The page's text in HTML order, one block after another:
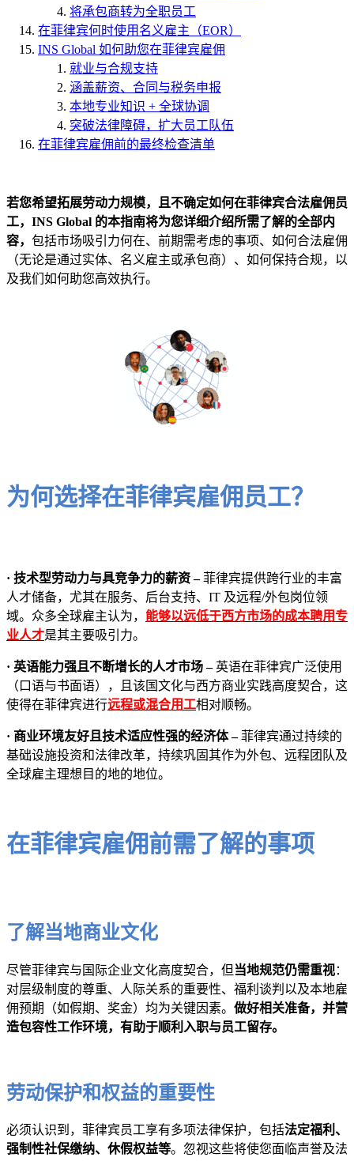
将承包商转为全职员工
在菲律宾何时使用名义雇主（EOR）
INS Global 如何助您在菲律宾雇佣
就业与合规支持
涵盖薪资、合同与税务申报
本地专业知识 + 全球协调
突破法律障碍，扩大员工队伍
在菲律宾雇佣前的最终检查清单
若您希望拓展劳动力规模，且不确定如何在菲律宾合法雇佣员
工，INS Global 的本指南将为您详细介绍所需了解的全部内
容， 包括市场吸引力何在、前期需考虑的事项、如何合法雇佣
（无论是通过实体、名义雇主或承包商）、如何保持合规，以
及我们如何助您高效执行。
为何选择在菲律宾雇佣员工？
· 技术型劳动力与具竞争力的薪资 –菲律宾提供跨行业的丰富
人才储备，尤其在服务、后台支持、IT 及远程/外包岗位领
域。众多全球雇主认为， 能够以远低于西方市场的成本聘用专
业人才是其主要吸引力。
· 英语能力强且不断增长的人才市场 – 英语在菲律宾广泛使用
（口语与书面语），且该国文化与西方商业实践高度契合，这
使得在菲律宾进行远程或混合用工相对顺畅。
· 商业环境友好且技术适应性强的经济体 –菲律宾通过持续的
基础设施投资和法律改革，持续巩固其作为外包、远程团队及
全球雇主理想目的地的地位。
在菲律宾雇佣前需了解的事项
了解当地商业文化
尽管菲律宾与国际企业文化高度契合，但当地规范仍需重视：
对层级制度的尊重、人际关系的重要性、福利谈判以及本地雇
佣预期（如假期、奖金）均为关键因素。 做好相关准备，并营
造包容性工作环境，有助于顺利入职与员工留存。
劳动保护和权益的重要性
必须认识到，菲律宾员工享有多项法律保护，包括法定福利、
强制性社保缴纳、休假权益等。忽视这些将使您面临声誉及法